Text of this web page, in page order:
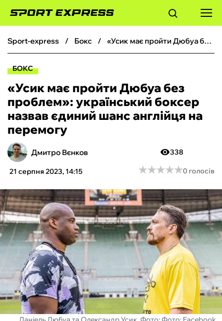
ФУТБОЛ
БОКС
ХОКЕЙ
ТЕНІС
КІБЕРСПОРТ
ЧС-2026
ФУТЗАЛ
ІНШІ
БУКМЕКЕРИ
sport-express бокс «Усик має пройти Дюбуа без проблем»: український боксер назвав єдиний шанс англійця на перемогу
БОКС
«Усик має пройти Дюбуа без
проблем»: український боксер
назвав єдиний шанс англійця на
перемогу
Дмитро Вєнков
21 серпня 2023, 14:15
338
★★★★★
★★★★★0 голосів